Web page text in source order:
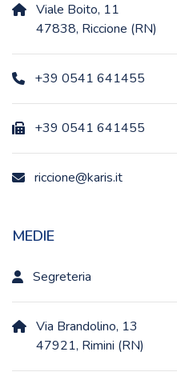
Viale Boito, 11
47838, Riccione (RN)
+39 0541 641455
+39 0541 641455
riccione@karis.it
MEDIE
Segreteria
Via Brandolino, 13
47921, Rimini (RN)